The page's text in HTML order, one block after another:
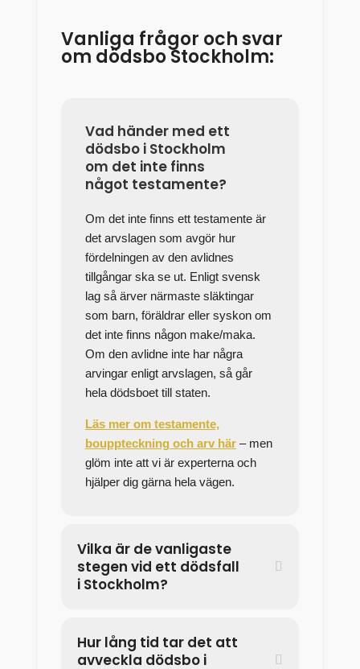
Vanliga frågor och svar
om dödsbo Stockholm:
Vad händer med ett
dödsbo i Stockholm
om det inte finns
något testamente?
Om det inte finns ett testamente är
det arvslagen som avgör hur
fördelningen av den avlidnes
tillgångar ska se ut. Enligt svensk
lag så ärver närmaste släktingar
som barn, föräldrar eller syskon om
det inte finns någon make/maka.
Om den avlidne inte har några
arvingar enligt arvslagen, så går
hela dödsboet till staten.
Läs mer om testamente,
bouppteckning och arv här– men
glöm inte att vi är experterna och
hjälper dig gärna hela vägen.
Vilka är de vanligaste
stegen vid ett dödsfall
i Stockholm?
Hur lång tid tar det att
avveckla dödsbo i